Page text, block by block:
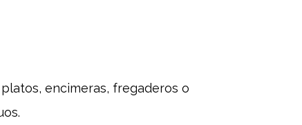
encimeras, fregaderos o